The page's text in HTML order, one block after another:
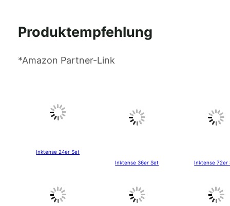
Produktempfehlung
*Amazon Partner-Link
Inktense 24er Set
Inktense 36er Set
Inktense 72er